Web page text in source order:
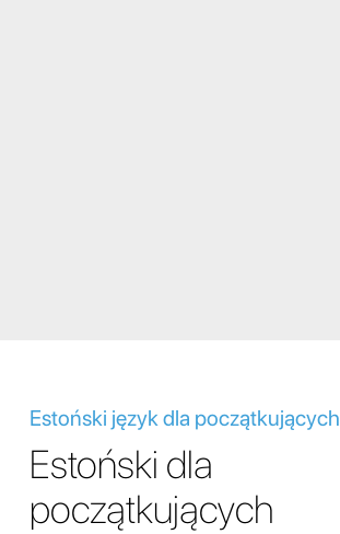
Estoński język dla początkujących
Estoński dla
początkujących